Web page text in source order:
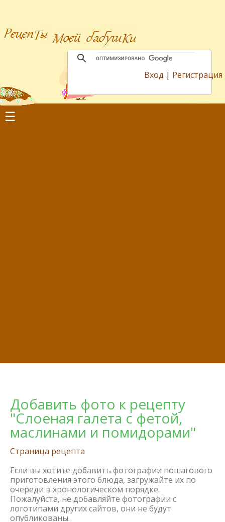
Вход | Регистрация
☰
Добавить фото к рецепту
"Слоеная галета с фетой,
маслинами и помидорами"
Страница рецепта
Если вы хотите добавить фотографии пошагового
приготовления этого блюда, загружайте их по
очереди в хронологическом порядке.
Пожалуйста, не добавляйте фотографии с
логотипами других сайтов, они не будут
опубликованы.